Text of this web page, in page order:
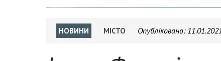
НОВИНИ МІСТО Опубліковано: